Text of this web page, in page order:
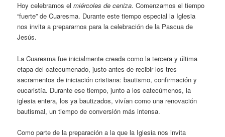
Hoy celebramos elmiércoles de ceniza. Comenzamos el tiempo
“fuerte” de Cuaresma. Durante este tiempo especial la Iglesia
nos invita a prepararnos para la celebración de la Pascua de
Jesús.
La Cuaresma fue inicialmente creada como la tercera y última
etapa del catecumenado, justo antes de recibir los tres
sacramentos de iniciación cristiana: bautismo, confirmación y
eucaristía. Durante ese tiempo, junto a los catecúmenos, la
iglesia entera, los ya bautizados, vivían como una renovación
bautismal, un tiempo de conversión más intensa.
Como parte de la preparación a la que la Iglesia nos invita